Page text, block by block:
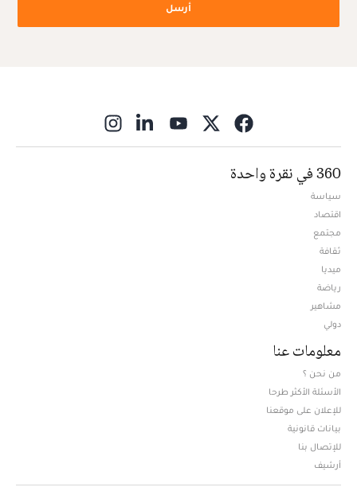
أرسل
360 في نقرة واحدة
سياسة
اقتصاد
مجتمع
ثقافة
ميديا
رياضة
مشاهير
دولي
معلومات عنا
من نحن ؟
الأسئلة الأكثر طرحا
للإعلان على موقعنا
بيانات قانونية
للإتصال بنا
أرشيف